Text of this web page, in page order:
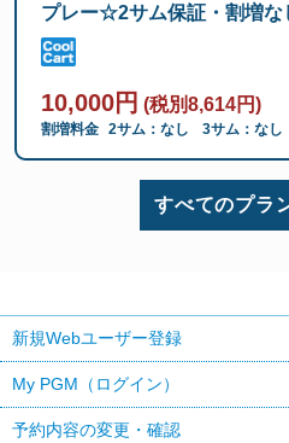
プレー☆2サム保証・割増
10,000円 (税別8,614円)
割増料金 2サム：なし 3サム：なし
すべてのプラ
新規Webユーザー登録
My PGM（ログイン）
予約内容の変更・確認